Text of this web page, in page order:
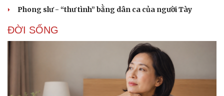
Phong slư - “thư tình” bằng dân ca của người Tày
ĐỜI SỐNG